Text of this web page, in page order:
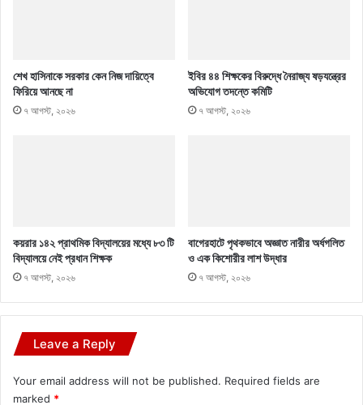
শেখ হাসিনাকে সরকার কেন নিজ দায়িত্বে
ফিরিয়ে আনছে না
৭ আগস্ট, ২০২৬
ইবির ৪৪ শিক্ষকের বিরুদ্ধে নৈরাজ্য ষড়যন্ত্রের
অভিযোগ তদন্তে কমিটি
৭ আগস্ট, ২০২৬
কয়রার ১৪২ প্রাথমিক বিদ্যালয়ের মধ্যে ৮৩ টি
বিদ্যালয়ে নেই প্রধান শিক্ষক
৭ আগস্ট, ২০২৬
বাগেরহাটে পৃথকভাবে অজ্ঞাত নারীর অর্ধগলিত
ও এক কিশোরীর লাশ উদ্ধার
৭ আগস্ট, ২০২৬
Leave a Reply
Your email address will not be published. Required fields are
marked *